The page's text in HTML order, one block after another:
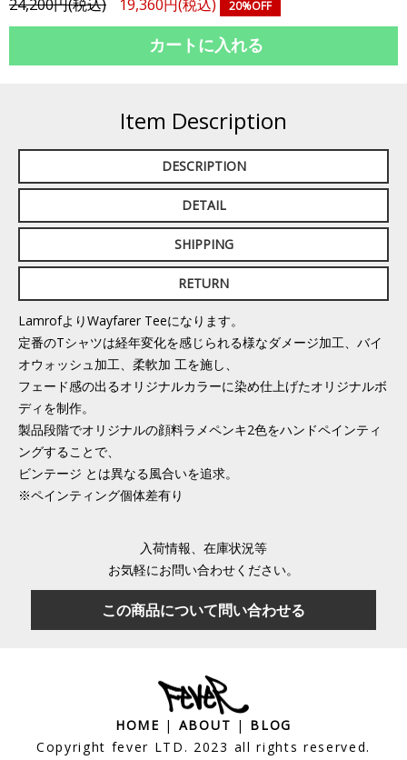
24,200円(税込) 19,360円(税込) 20%OFF
Item Description
DESCRIPTION
DETAIL
SHIPPING
RETURN
LamrofよりWayfarer Teeになります。
定番のTシャツは経年変化を感じられる様なダメージ加工、バイ
オウォッシュ加工、柔軟加 工を施し、
フェード感の出るオリジナルカラーに染め仕上げたオリジナルボ
ディを制作。
製品段階でオリジナルの顔料ラメペンキ2色をハンドペインティ
ングすることで、
ビンテージ とは異なる風合いを追求。
※ペインティング個体差有り
入荷情報、在庫状況等
お気軽にお問い合わせください。
この商品について問い合わせる
HOME | ABOUT | BLOG
Copyright fever LTD. 2023 all rights reserved.